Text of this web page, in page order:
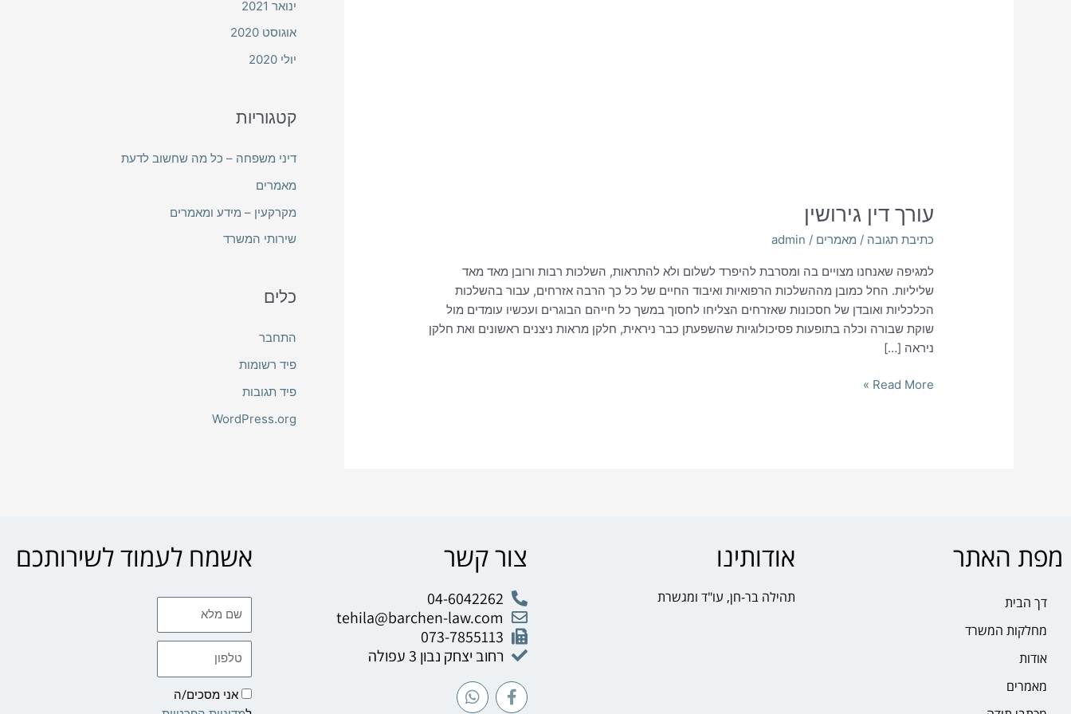
עורך דין גירושין
כתיבת תגובה / מאמרים /
admin
למגיפה שאנחנו מצויים בה ומסרבת להיפרד לשלום ולא להתראות, השלכות רבות ורובן מאד מאד
שליליות. החל כמובן מההשלכות הרפואיות ואיבוד החיים של כל כך הרבה אזרחים, עבור בהשלכות
הכלכליות ואובדן של חסכונות שאזרחים הצליחו לחסוך במשך כל חייהם הבוגרים ועכשיו עומדים מול
שוקת שבורה וכלה בתופעות פסיכולוגיות שהשפעתן כבר ניראית, חלקן מראות ניצנים ראשונים ואת חלקן
ניראה […]
Read More »
ינואר 2021
אוגוסט 2020
יולי 2020
קטגוריות
דיני משפחה – כל מה שחשוב לדעת
מאמרים
מקרקעין – מידע ומאמרים
שירותי המשרד
כלים
התחבר
פיד רשומות
פיד תגובות
WordPress.org
מפת האתר
דך הבית
מחלקות המשרד
אודות
מאמרים
אודותינו
תהילה בר-חן, עו"ד ומגשרת
צור קשר
04-6042262
tehila@barchen-law.com
073-7855113
רחוב יצחק נבון 3 עפולה
F
a
W
h
אשמח לעמוד לשירותכם
טלפון
אני מסכים/ה